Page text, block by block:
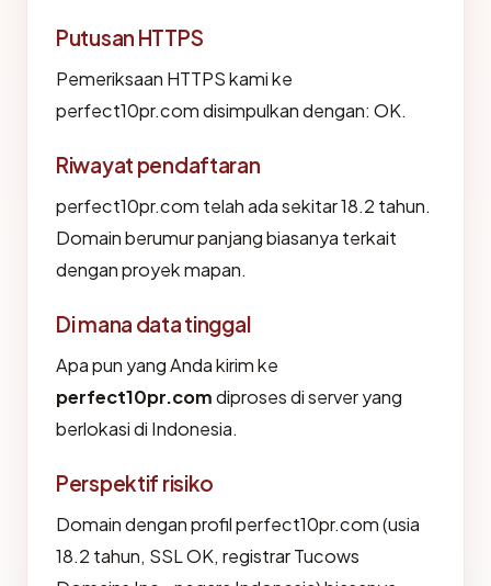
Putusan HTTPS
Pemeriksaan HTTPS kami ke
perfect10pr.com disimpulkan dengan: OK.
Riwayat pendaftaran
perfect10pr.com telah ada sekitar 18.2 tahun.
Domain berumur panjang biasanya terkait
dengan proyek mapan.
Di mana data tinggal
Apa pun yang Anda kirim ke
perfect10pr.comdiproses di server yang
berlokasi di Indonesia.
Perspektif risiko
Domain dengan profil perfect10pr.com (usia
18.2 tahun, SSL OK, registrar Tucows